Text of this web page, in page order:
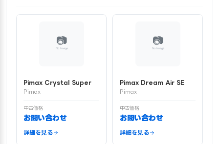
Pimax Crystal Super
Pimax
中古価格
お問い合わせ
詳細を見る
Pimax Dream Air SE
Pimax
中古価格
お問い合わせ
詳細を見る